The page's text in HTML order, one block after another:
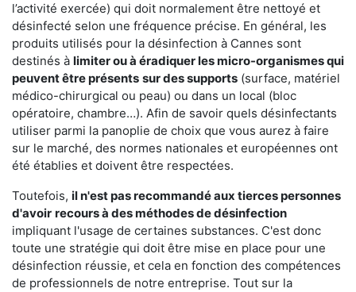
l’activité exercée) qui doit normalement être nettoyé et
désinfecté selon une fréquence précise. En général, les
produits utilisés pour la désinfection à Cannes sont
destinés à limiter ou à éradiquer les micro-organismes qui
peuvent être présents sur des supports (surface, matériel
médico-chirurgical ou peau) ou dans un local (bloc
opératoire, chambre…). Afin de savoir quels désinfectants
utiliser parmi la panoplie de choix que vous aurez à faire
sur le marché, des normes nationales et européennes ont
été établies et doivent être respectées.
Toutefois, il n'est pas recommandé aux tierces personnes
d'avoir recours à des méthodes de désinfection
impliquant l'usage de certaines substances. C'est donc
toute une stratégie qui doit être mise en place pour une
désinfection réussie, et cela en fonction des compétences
de professionnels de notre entreprise. Tout sur la